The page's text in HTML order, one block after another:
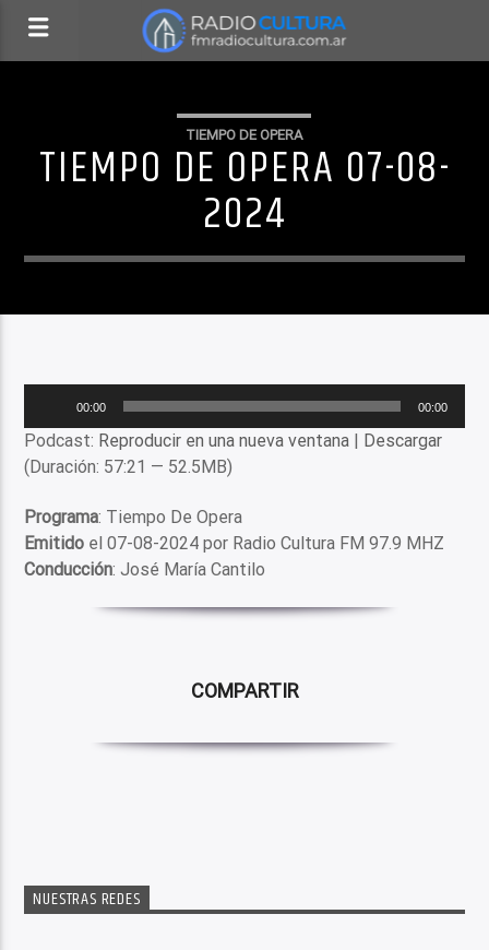
TIEMPO DE OPERA
TIEMPO DE OPERA 07-08-
2024
audio
00:00 00:00
Podcast: Reproducir en una nueva ventana | Descargar
(Duración: 57:21 — 52.5MB)
Programa: Tiempo De Opera
Emitido el 07-08-2024 por Radio Cultura FM 97.9 MHZ
Conducción: José María Cantilo
COMPARTIR
NUESTRAS REDES